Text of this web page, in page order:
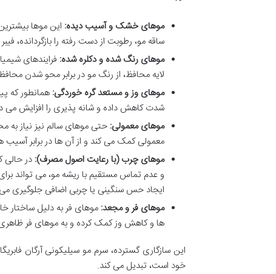
موهای خشک و آسیب دیده: این موها
ساقه مو، رطوبت از دست رفته را بازگردانده،
موهای رنگ شده و دکلره شده: فرایندهای
لایه محافظ، از رنگ مو در برابر محو شدن
موهای وز و مستعد گره خوردگی:همانطور که
شدت کاهش داده و شانه پذیری را افزایش می
موهای معمولی: حتی موهای سالم نیز نیاز
معمولی کمک می کند و از آن ها در برابر
موهای چرب (با رعایت اصول مصرف): در حالی
و عدم تماس مستقیم با ریشه مو، می تواند
ایجاد حس سنگینی یا چربی اضافی جلوگیری
موهای فر و مجعد: موهای فر به دلیل ساختار
ها و کاهش وز کمک کرده و به موهای فر
این سازگاری گسترده، سرم مو سیلیکونی آرگان
خود است، تبدیل می کند.